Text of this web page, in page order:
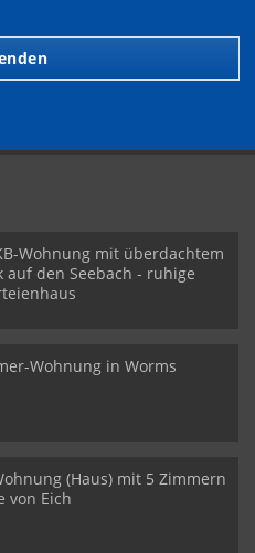
Wohnung mit überdachtem
auf den Seebach - ruhige
Wohnung in Worms
(Haus) mit 5 Zimmern
von Eich